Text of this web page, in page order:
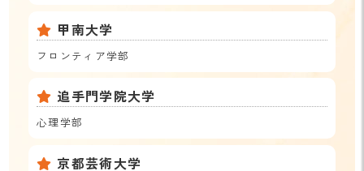
甲南大学
フロンティア学部
追手門学院大学
心理学部
京都芸術大学